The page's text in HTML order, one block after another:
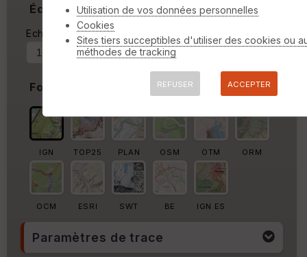
Échelle
Echelle actuelle : 1/13970
Fond de carte
IGN TOP25 PLAN OSM OTM ORM
OCM ESRI SWT BE IGN ES
Paramètres de trace
Utilisation de vos données personnelles
Cookies
Sites tiers succeptibles d'utiliser des cookies ou
méthodes de tracking
REFUSER ACCEPTER